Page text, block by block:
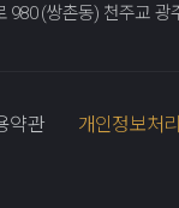
980 (쌍촌동) 천주교 광
약관 개인정보처